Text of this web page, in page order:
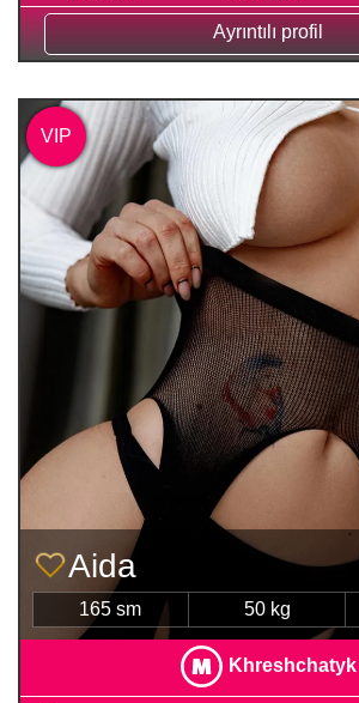
Ayrıntılı profil
Aida
165 sm 50 kg
Khreshchatyk
VIP